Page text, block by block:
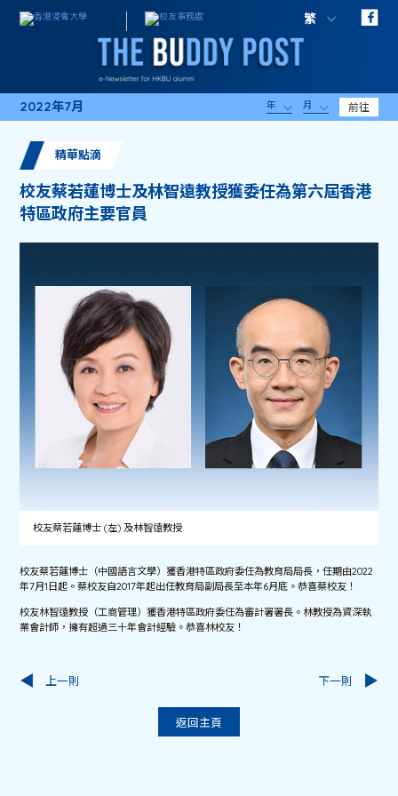
繁
2022年7月 年 月 前往
精華點滴
校友蔡若蓮博士及林智遠教授獲委任為第六屆香港
特區政府主要官員
校友蔡若蓮博士 (左) 及林智遠教授
校友蔡若蓮博士（中國語言文學）獲香港特區政府委任為教育局局長，任期由2022
年7月1日起。蔡校友自2017年起出任教育局副局長至本年6月底。恭喜蔡校友！
校友林智遠教授（工商管理）獲香港特區政府委任為審計署署長。林教授為資深執
業會計師，擁有超過三十年會計經驗。恭喜林校友！
上一則
返回主頁
下一則